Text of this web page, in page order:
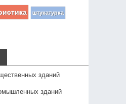
штукатурка
зданий
зданий